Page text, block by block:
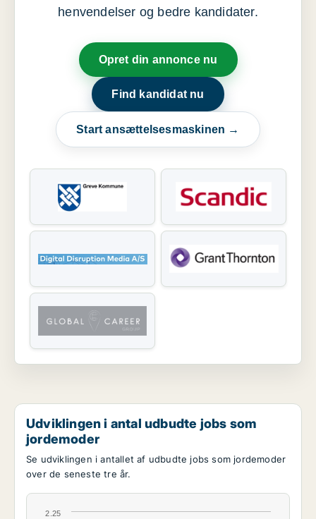
henvendelser og bedre kandidater.
Opret din annonce nu
Find kandidat nu
Start ansættelsesmaskinen →
Udviklingen i antal udbudte jobs som
jordemoder
Se udviklingen i antallet af udbudte jobs som jordemoder
over de seneste tre år.
2.25